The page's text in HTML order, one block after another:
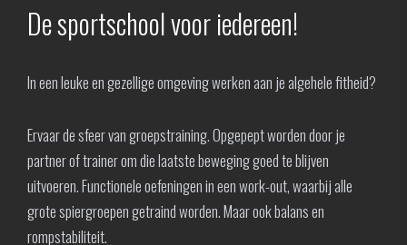
De sportschool voor iedereen!
In een leuke en gezellige omgeving werken aan je algehele fitheid?
Ervaar de sfeer van groepstraining. Opgepept worden door je
partner of trainer om die laatste beweging goed te blijven
uitvoeren. Functionele oefeningen in een work-out, waarbij alle
grote spiergroepen getraind worden. Maar ook balans en
rompstabiliteit.